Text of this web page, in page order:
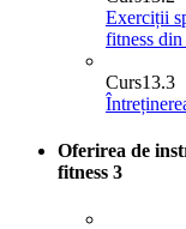
Exerciții
fitness din
Curs13.3
Oferirea de
fitness 3